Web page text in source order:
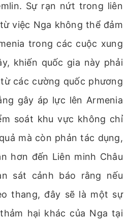
Sự rạn nứt trong liên
việc Nga không thể đảm
trong các cuộc xung
khiến quốc gia này phải
các cường quốc phương
gây áp lực lên Armenia
soát khu vực không chỉ
mà còn phản tác dụng,
hơn đến Liên minh Châu
sát cảnh báo rằng nếu
thang, đây sẽ là một sự
hại khác của Nga tại